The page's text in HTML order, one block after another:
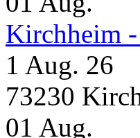
Kirchheim -
1 Aug. 26
73230
01 Aug.